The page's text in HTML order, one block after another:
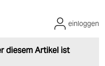
diesem Artikel ist
einloggen